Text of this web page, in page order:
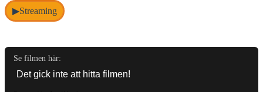
▶Streaming
Se filmen här: